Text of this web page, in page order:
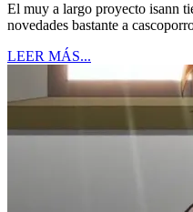
El muy a largo proyecto isann
novedades bastante a
LEER MÁS...